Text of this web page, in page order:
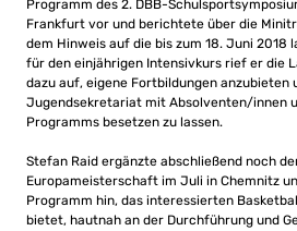
Programm des 2. DBB-
Frankfurt vor und berichtete über die
dem Hinweis auf die bis zum 18. Juni 2018
für den einjährigen Intensivkurs rief er die
dazu auf, eigene Fortbildungen anzubieten
Jugendsekretariat mit Absolventen/innen
Programms besetzen zu lassen.
Stefan Raid ergänzte abschließend noch
Europameisterschaft im Juli in Chemnitz
Programm hin, das interessierten
bietet, hautnah an der Durchführung und